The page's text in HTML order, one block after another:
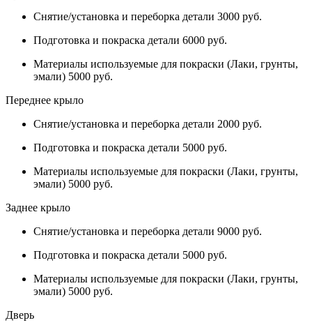
Снятие/установка и переборка детали 3000 руб.
Подготовка и покраска детали 6000 руб.
Материалы используемые для покраски (Лаки, грунты,
эмали) 5000 руб.
Переднее крыло
Снятие/установка и переборка детали 2000 руб.
Подготовка и покраска детали 5000 руб.
Материалы используемые для покраски (Лаки, грунты,
эмали) 5000 руб.
Заднее крыло
Снятие/установка и переборка детали 9000 руб.
Подготовка и покраска детали 5000 руб.
Материалы используемые для покраски (Лаки, грунты,
эмали) 5000 руб.
Дверь